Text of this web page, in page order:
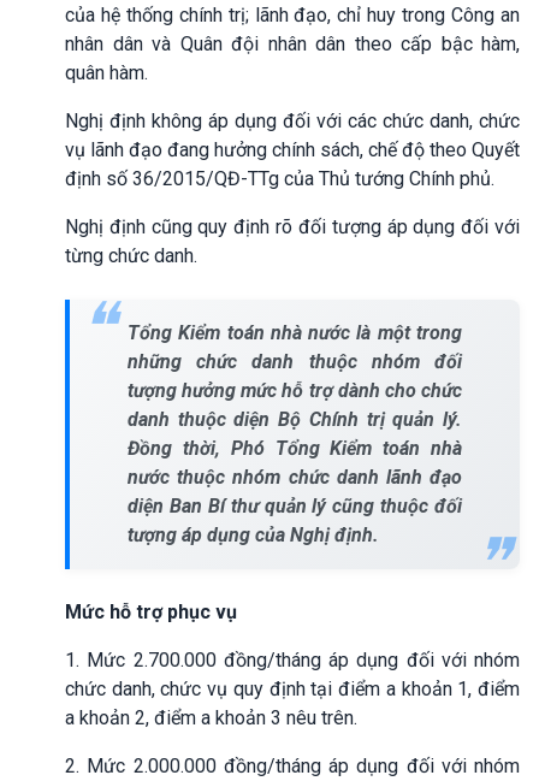
của hệ thống chính trị; lãnh đạo, chỉ huy trong Công an
nhân dân và Quân đội nhân dân theo cấp bậc hàm,
quân hàm.
Nghị định không áp dụng đối với các chức danh, chức
vụ lãnh đạo đang hưởng chính sách, chế độ theo Quyết
định số 36/2015/QĐ-TTg của Thủ tướng Chính phủ.
Nghị định cũng quy định rõ đối tượng áp dụng đối với
từng chức danh.
Tổng Kiểm toán nhà nước là một trong
những chức danh thuộc nhóm đối
tượng hưởng mức hỗ trợ dành cho chức
danh thuộc diện Bộ Chính trị quản lý.
Đồng thời, Phó Tổng Kiểm toán nhà
nước thuộc nhóm chức danh lãnh đạo
diện Ban Bí thư quản lý cũng thuộc đối
tượng áp dụng của Nghị định.
Mức hỗ trợ phục vụ
1. Mức 2.700.000 đồng/tháng áp dụng đối với nhóm
chức danh, chức vụ quy định tại điểm a khoản 1, điểm
a khoản 2, điểm a khoản 3 nêu trên.
2. Mức 2.000.000 đồng/tháng áp dụng đối với nhóm